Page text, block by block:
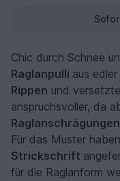
Chic durch Schnee
Raglanpulli aus edler
Rippen und
anspruchsvoller, da
Raglanschrägungen
Für das Muster
Strickschrift
für die Raglanform